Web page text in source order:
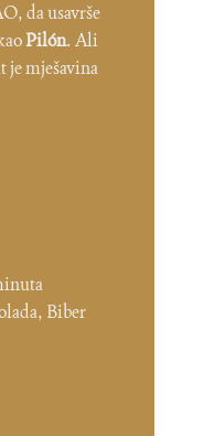
da usavrše
Pilón. Ali
je mješavina
Biber